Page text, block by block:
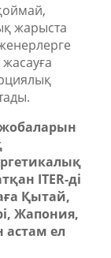
жарыста
ITER-ді
Қытай,
Жапония,
астам ел